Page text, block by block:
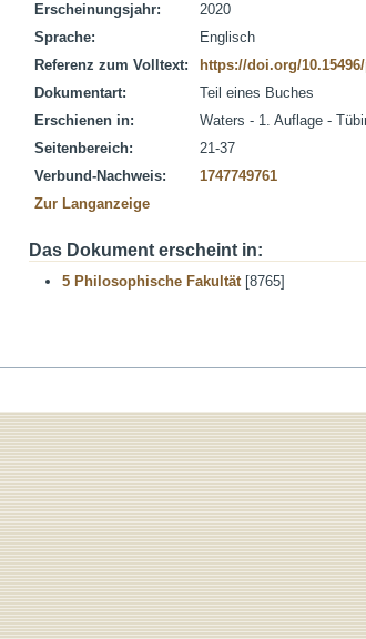
Erscheinungsjahr:
2020
Sprache:
Englisch
Referenz zum Volltext:
https://doi.org/
Dokumentart:
Teil eines Buches
Erschienen in:
Waters - 1. Auflage -
Seitenbereich:
21-37
Verbund-Nachweis:
1747749761
Zur Langanzeige
Das Dokument erscheint in:
5 Philosophische Fakultät[8765]